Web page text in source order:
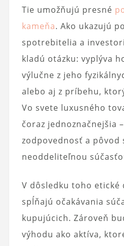
Tie umožňujú presné
kameňa. Ako ukazujú
spotrebitelia a
kladú otázku: vyplýva
výlučne z jeho
alebo aj z príbehu,
Vo svete luxusného
čoraz jednoznačnejšia
zodpovednosť a pôvod
neoddeliteľnou
V dôsledku toho etické
spĺňajú očakávania
kupujúcich. Zároveň
výhodu ako aktíva,